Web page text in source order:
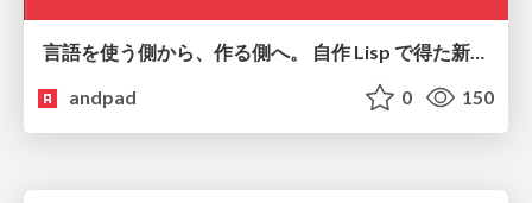
言語を使う側から、作る側へ。 自作 Lisp で得た新たな気づき。
andpad
0 150